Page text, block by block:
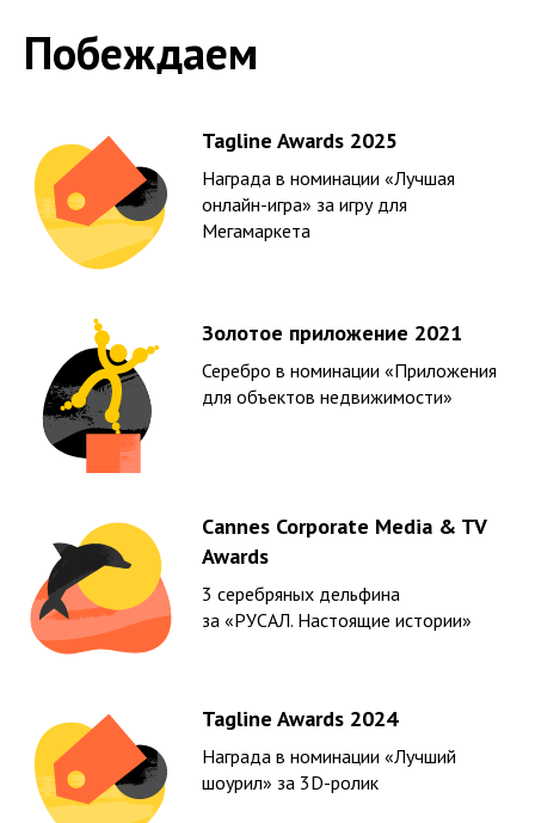
Побеждаем
Tagline Awards 2025
Награда в номинации «Лучшая
онлайн-игра» за игру для
Мегамаркета
Золотое приложение 2021
Серебро в номинации «Приложения
для объектов недвижимости»
Cannes Corporate Media & TV
Awards
3 серебряных дельфина
за «РУСАЛ. Настоящие истории»
Tagline Awards 2024
Награда в номинации «Лучший
шоурил» за 3D-ролик